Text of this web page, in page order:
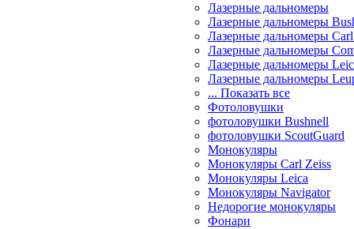
Лазерные дальномеры
Лазерные дальномеры
Лазерные дальномеры
Лазерные дальномеры
Лазерные дальномеры
Лазерные дальномеры
... Показать все
Фотоловушки
фотоловушки Bushnell
фотоловушки ScoutGuard
Монокуляры
Монокуляры Carl Zeiss
Монокуляры Leica
Монокуляры Navigator
Недорогие монокуляры
Фонари